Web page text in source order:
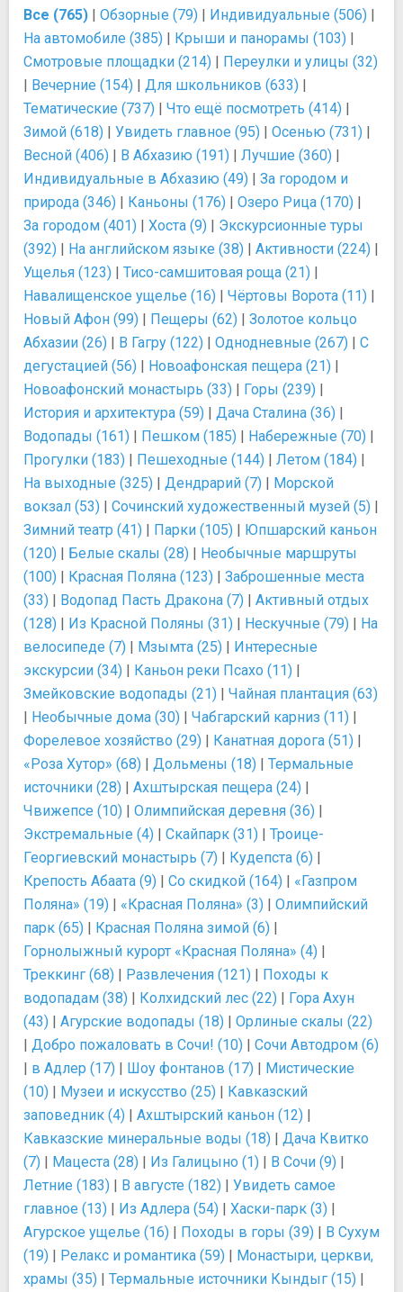
Все (765) | Обзорные (79) | Индивидуальные (506) |
На автомобиле (385) | Крыши и панорамы (103) |
Смотровые площадки (214) | Переулки и улицы (32)
| Вечерние (154) | Для школьников (633) |
Тематические (737) | Что ещё посмотреть (414) |
Зимой (618) | Увидеть главное (95) | Осенью (731) |
Весной (406) | В Абхазию (191) | Лучшие (360) |
Индивидуальные в Абхазию (49) | За городом и
природа (346) | Каньоны (176) | Озеро Рица (170) |
За городом (401) | Хоста (9) | Экскурсионные туры
(392) | На английском языке (38) | Активности (224) |
Ущелья (123) | Тисо-самшитовая роща (21) |
Навалищенское ущелье (16) | Чёртовы Ворота (11) |
Новый Афон (99) | Пещеры (62) | Золотое кольцо
Абхазии (26) | В Гагру (122) | Однодневные (267) | С
дегустацией (56) | Новоафонская пещера (21) |
Новоафонский монастырь (33) | Горы (239) |
История и архитектура (59) | Дача Сталина (36) |
Водопады (161) | Пешком (185) | Набережные (70) |
Прогулки (183) | Пешеходные (144) | Летом (184) |
На выходные (325) | Дендрарий (7) | Морской
вокзал (53) | Сочинский художественный музей (5) |
Зимний театр (41) | Парки (105) | Юпшарский каньон
(120) | Белые скалы (28) | Необычные маршруты
(100) | Красная Поляна (123) | Заброшенные места
(33) | Водопад Пасть Дракона (7) | Активный отдых
(128) | Из Красной Поляны (31) | Нескучные (79) | На
велосипеде (7) | Мзымта (25) | Интересные
экскурсии (34) | Каньон реки Псахо (11) |
Змейковские водопады (21) | Чайная плантация (63)
| Необычные дома (30) | Чабгарский карниз (11) |
Форелевое хозяйство (29) | Канатная дорога (51) |
«Роза Хутор» (68) | Дольмены (18) | Термальные
источники (28) | Ахштырская пещера (24) |
Чвижепсе (10) | Олимпийская деревня (36) |
Экстремальные (4) | Скайпарк (31) | Троице-
Георгиевский монастырь (7) | Кудепста (6) |
Крепость Абаата (9) | Со скидкой (164) | «Газпром
Поляна» (19) | «Красная Поляна» (3) | Олимпийский
парк (65) | Красная Поляна зимой (6) |
Горнолыжный курорт «Красная Поляна» (4) |
Треккинг (68) | Развлечения (121) | Походы к
водопадам (38) | Колхидский лес (22) | Гора Ахун
(43) | Агурские водопады (18) | Орлиные скалы (22)
| Добро пожаловать в Сочи! (10) | Сочи Автодром (6)
| в Адлер (17) | Шоу фонтанов (17) | Мистические
(10) | Музеи и искусство (25) | Кавказский
заповедник (4) | Ахштырский каньон (12) |
Кавказские минеральные воды (18) | Дача Квитко
(7) | Мацеста (28) | Из Галицыно (1) | В Сочи (9) |
Летние (183) | В августе (182) | Увидеть самое
главное (13) | Из Адлера (54) | Хаски-парк (3) |
Агурское ущелье (16) | Походы в горы (39) | В Сухум
(19) | Релакс и романтика (59) | Монастыри, церкви,
храмы (35) | Термальные источники Кындыг (15) |